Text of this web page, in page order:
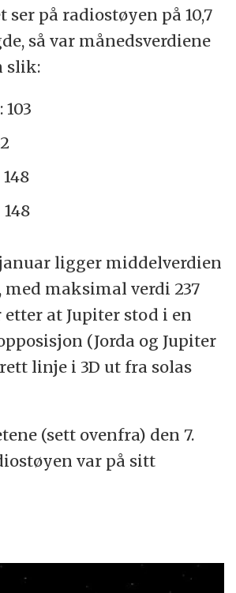
ser på radiostøyen på 10,7
så var månedsverdiene
slik:
ligger middelverdien
med maksimal verdi 237
at Jupiter stod i en
(Jorda og Jupiter
linje i 3D ut fra solas
(sett ovenfra) den 7.
var på sitt